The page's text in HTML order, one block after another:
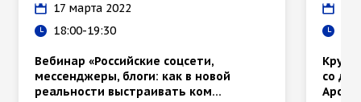
17 марта 2022
18:00-19:30
Вебинар «Российские соцсети,
мессенджеры, блоги: как в новой
реальности выстраивать ком...
со